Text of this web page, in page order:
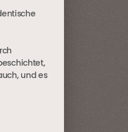
und es